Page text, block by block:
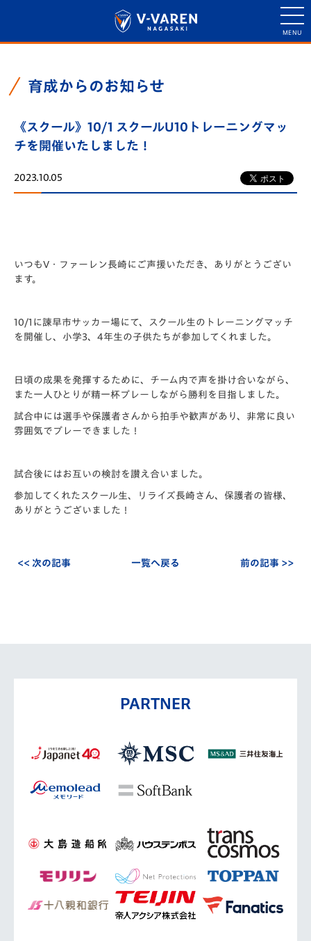
育成からのお知らせ
《スクール》10/1 スクールU10トレーニングマッ
チを開催いたしました！
2023.10.05
いつもV・ファーレン長崎にご声援いただき、 ありがとうござい
ます。
10/1に諫早市サッカー場にて、スクール生のトレーニングマッ チ
を開催し、小学3、4年生の子供たちが参加してくれました。
日頃の成果を発揮するために、チーム内で声を掛け合いながら、
ま た一人ひとりが精一杯プレーしながら勝利を目指しました。
試合中には選手や保護者さんから拍手や歓声があり、非常に良い
雰 囲気でプレーできました！
試合後にはお互いの検討を讃え合いました。
参加してくれたスクール生、リライズ長崎さん、保護者の皆様、
あ りがとうございました！
<< 次の記事 一覧へ戻る 前の記事 >>
PARTNER